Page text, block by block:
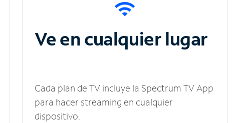
Ve en cualquier lugar
Cada plan de TV incluye la Spectrum TV App
para hacer streaming en cualquier
dispositivo.